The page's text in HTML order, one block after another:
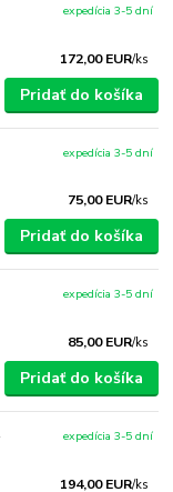
172,00 EUR/ks
expedícia 3-5 dní
Pridať do košíka
75,00 EUR/ks
expedícia 3-5 dní
Pridať do košíka
85,00 EUR/ks
expedícia 3-5 dní
Pridať do košíka
194,00 EUR/ks
expedícia 3-5 dní